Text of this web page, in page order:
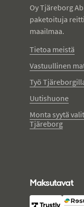
Oy Tjäreborg
paketoituja
maailmaa.
Tietoa meistä
Vastuullinen
Työ
Uutishuone
Monta syytä
Tjäreborg
Maksutavat